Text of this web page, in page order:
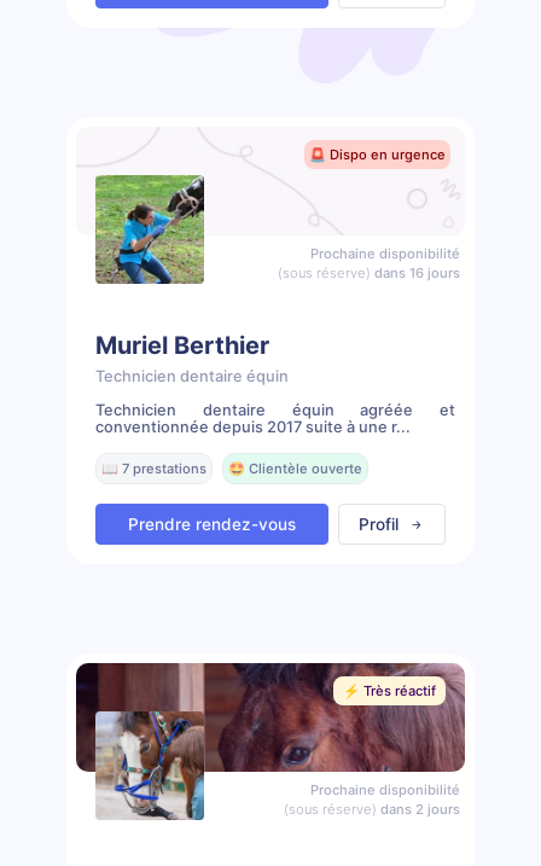
🚨 Dispo en urgence
Prochaine disponibilité
(sous réserve) dans 16 jours
Muriel Berthier
Technicien dentaire équin
Technicien dentaire équin agréée et
conventionnée depuis 2017 suite à une r...
📖 7 prestations 🤩 Clientèle ouverte
Prendre rendez-vous Profil
⚡️ Très réactif
Prochaine disponibilité
(sous réserve) dans 2 jours